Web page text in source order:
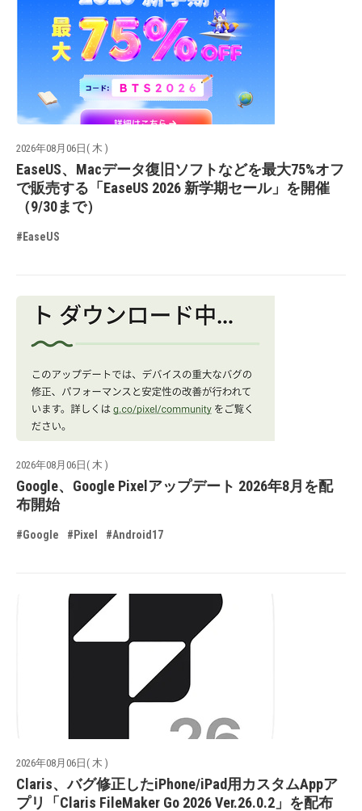
2026年08月06日( 木 )
EaseUS、Macデータ復旧ソフトなどを最大75%オフ
で販売する「EaseUS 2026 新学期セール」を開催
（9/30まで）
#EaseUS
2026年08月06日( 木 )
Google、Google Pixelアップデート 2026年8月を配
布開始
#Google #Pixel #Android17
2026年08月06日( 木 )
Claris、バグ修正したiPhone/iPad用カスタムAppア
プリ「Claris FileMaker Go 2026 Ver.26.0.2」を配布